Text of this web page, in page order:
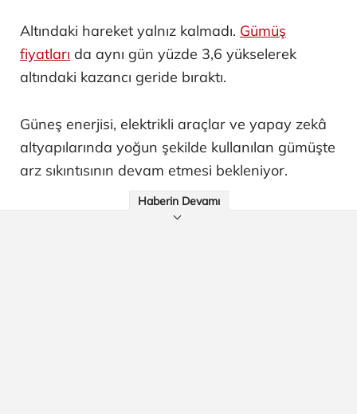
Altındaki hareket yalnız kalmadı. Gümüş
fiyatları da aynı gün yüzde 3,6 yükselerek
altındaki kazancı geride bıraktı.
Güneş enerjisi, elektrikli araçlar ve yapay zekâ
altyapılarında yoğun şekilde kullanılan gümüşte
arz sıkıntısının devam etmesi bekleniyor.
Haberin Devamı